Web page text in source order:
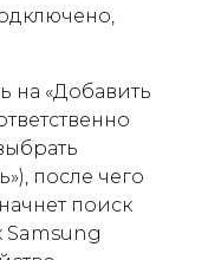
на «Добавить
после чего
поиск
Samsung